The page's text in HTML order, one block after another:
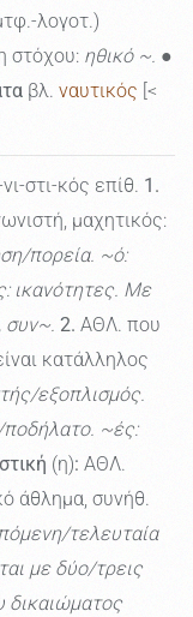
λογοτ.)
στόχου: ηθικό ~. ●
βλ. ναυτικός [<
στι-κός επίθ. 1.
μαχητικός:
πορεία. ~ό:
ικανότητες. Με
συν~. 2. ΑΘΛ. που
κατάλληλος
εξοπλισμός.
ποδήλατο. ~ές:
(η): ΑΘΛ.
άθλημα, συνήθ.
τελευταία
με δύο/τρεις
δικαιώματος